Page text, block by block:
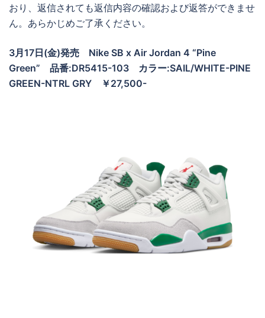
おり、返信されても返信内容の確認および返答ができませ
ん。あらかじめご了承ください。
3月17日(金)発売 Nike SB x Air Jordan 4 “Pine
Green” 品番:DR5415-103 カラー:SAIL/WHITE-PINE
GREEN-NTRL GRY ￥27,500-